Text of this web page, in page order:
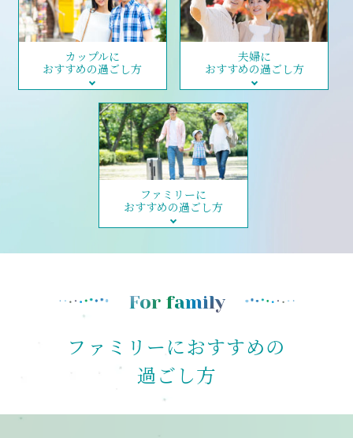
カップルに
おすすめの過ごし方
夫婦に
おすすめの過ごし方
ファミリーに
おすすめの過ごし方
For family
ファミリーにおすすめの
過ごし方